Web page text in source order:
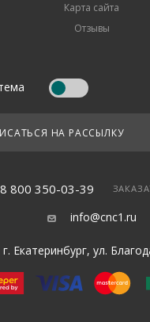
Карта сайта
Отзывы
НА РАССЫЛКУ
8 800 350-03-39
info@cnc1.ru
г. Екатеринбург, ул.